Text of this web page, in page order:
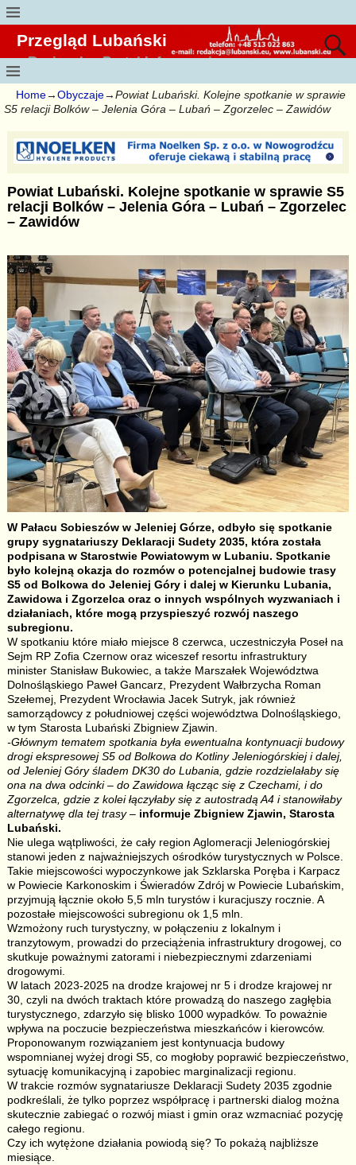
Przegląd Lubański
Regionalny Portal Informacyjny
Home→Obyczaje→Powiat Lubański. Kolejne spotkanie w sprawie
S5 relacji Bolków – Jelenia Góra – Lubań – Zgorzelec – Zawidów
Powiat Lubański. Kolejne spotkanie w sprawie S5
relacji Bolków – Jelenia Góra – Lubań – Zgorzelec
– Zawidów
W Pałacu Sobieszów w Jeleniej Górze, odbyło się spotkanie
grupy sygnatariuszy Deklaracji Sudety 2035, która została
podpisana w Starostwie Powiatowym w Lubaniu. Spotkanie
było kolejną okazja do rozmów o potencjalnej budowie trasy
S5 od Bolkowa do Jeleniej Góry i dalej w Kierunku Lubania,
Zawidowa i Zgorzelca oraz o innych wspólnych wyzwaniach i
działaniach, które mogą przyspieszyć rozwój naszego
subregionu.
W spotkaniu które miało miejsce 8 czerwca, uczestniczyła Poseł na
Sejm RP Zofia Czernow oraz wiceszef resortu infrastruktury
minister Stanisław Bukowiec, a także Marszałek Województwa
Dolnośląskiego Paweł Gancarz, Prezydent Wałbrzycha Roman
Szełemej, Prezydent Wrocławia Jacek Sutryk, jak również
samorządowcy z południowej części województwa Dolnośląskiego,
w tym Starosta Lubański Zbigniew Zjawin.
-Głównym tematem spotkania była ewentualna kontynuacji budowy
drogi ekspresowej S5 od Bolkowa do Kotliny Jeleniogórskiej i dalej,
od Jeleniej Góry śladem DK30 do Lubania, gdzie rozdzielałaby się
ona na dwa odcinki – do Zawidowa łącząc się z Czechami, i do
Zgorzelca, gdzie z kolei łączyłaby się z autostradą A4 i stanowiłaby
alternatywę dla tej trasy– informuje Zbigniew Zjawin, Starosta
Lubański.
Nie ulega wątpliwości, że cały region Aglomeracji Jeleniogórskiej
stanowi jeden z najważniejszych ośrodków turystycznych w Polsce.
Takie miejscowości wypoczynkowe jak Szklarska Poręba i Karpacz
w Powiecie Karkonoskim i Świeradów Zdrój w Powiecie Lubańskim,
przyjmują łącznie około 5,5 mln turystów i kuracjuszy rocznie. A
pozostałe miejscowości subregionu ok 1,5 mln.
Wzmożony ruch turystyczny, w połączeniu z lokalnym i
tranzytowym, prowadzi do przeciążenia infrastruktury drogowej, co
skutkuje poważnymi zatorami i niebezpiecznymi zdarzeniami
drogowymi.
W latach 2023-2025 na drodze krajowej nr 5 i drodze krajowej nr
30, czyli na dwóch traktach które prowadzą do naszego zagłębia
turystycznego, zdarzyło się blisko 1000 wypadków. To poważnie
wpływa na poczucie bezpieczeństwa mieszkańców i kierowców.
Proponowanym rozwiązaniem jest kontynuacja budowy
wspomnianej wyżej drogi S5, co mogłoby poprawić bezpieczeństwo,
sytuację komunikacyjną i zapobiec marginalizacji regionu.
W trakcie rozmów sygnatariusze Deklaracji Sudety 2035 zgodnie
podkreślali, że tylko poprzez współpracę i partnerski dialog można
skutecznie zabiegać o rozwój miast i gmin oraz wzmacniać pozycję
całego regionu.
Czy ich wytężone działania powiodą się? To pokażą najbliższe
miesiące.